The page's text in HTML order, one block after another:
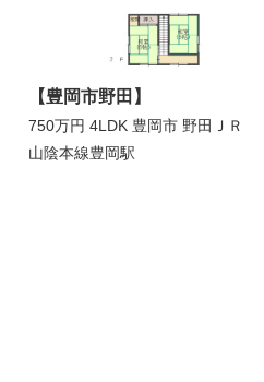
【豊岡市野田】
750万円4LDK 豊岡市 野田
ＪＲ
山陰本線豊岡駅